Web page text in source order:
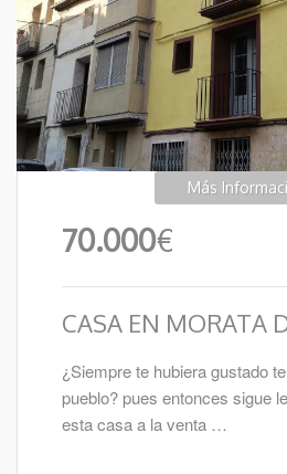
Más
70.000€
CASA EN MORATA
¿Siempre te hubiera gustado
pueblo? pues entonces sigue
esta casa a la venta …